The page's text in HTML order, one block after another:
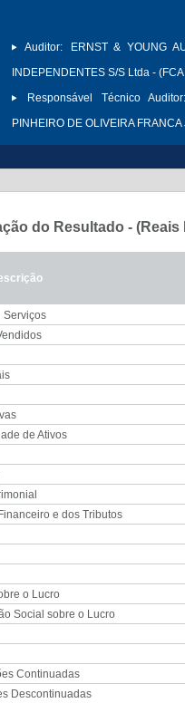
Auditor:
ERNST & YOUNG
INDEPENDENTES S/S Ltda -
Responsável Técnico
PINHEIRO DE OLIVEIRA